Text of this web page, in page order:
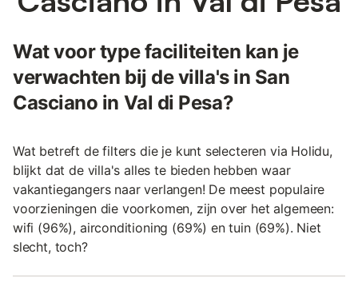
Wat voor type faciliteiten kan je
verwachten bij de villa's in San
Casciano in Val di Pesa?
Wat betreft de filters die je kunt selecteren via Holidu,
blijkt dat de villa's alles te bieden hebben waar
vakantiegangers naar verlangen! De meest populaire
voorzieningen die voorkomen, zijn over het algemeen:
wifi (96%), airconditioning (69%) en tuin (69%). Niet
slecht, toch?